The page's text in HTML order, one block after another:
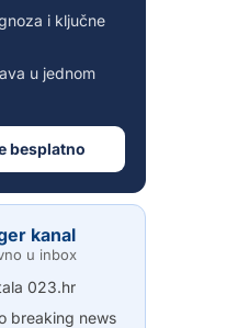
i ključne
u jednom
besplatno
kanal
u inbox
023.hr
breaking news